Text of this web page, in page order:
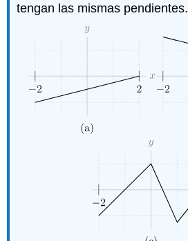
tengan las mismas pendientes.